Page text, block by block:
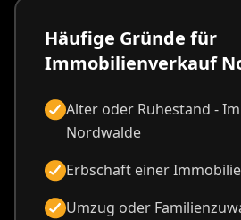
Häufige Gründe für
Immobilienverkauf
Alter oder Ruhestand -
Nordwalde
Erbschaft einer
Umzug oder